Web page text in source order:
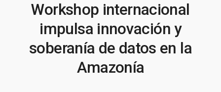
Workshop internacional
impulsa innovación y
soberanía de datos en la
Amazonía